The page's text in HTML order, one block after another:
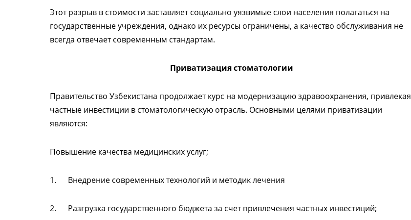
Этот разрыв в стоимости заставляет социально уязвимые слои населения полагаться на
государственные учреждения, однако их ресурсы ограничены, а качество обслуживания не
всегда отвечает современным стандартам.
Приватизация стоматологии
Правительство Узбекистана продолжает курс на модернизацию здравоохранения, привлекая
частные инвестиции в стоматологическую отрасль. Основными целями приватизации
являются:
Повышение качества медицинских услуг;
1. Внедрение современных технологий и методик лечения
2. Разгрузка государственного бюджета за счет привлечения частных инвестиций;